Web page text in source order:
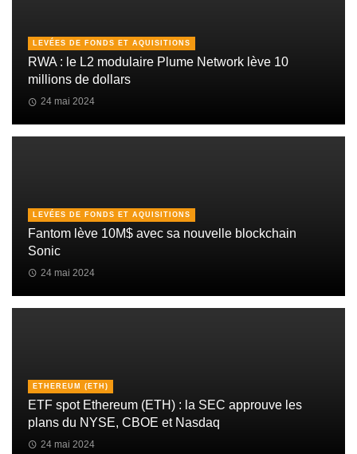
LEVÉES DE FONDS ET AQUISITIONS
RWA : le L2 modulaire Plume Network lève 10
millions de dollars
24 mai 2024
LEVÉES DE FONDS ET AQUISITIONS
Fantom lève 10M$ avec sa nouvelle blockchain
Sonic
24 mai 2024
ETHEREUM (ETH)
ETF spot Ethereum (ETH) : la SEC approuve les
plans du NYSE, CBOE et Nasdaq
24 mai 2024